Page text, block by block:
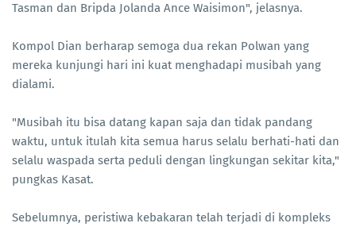
Tasman dan Bripda Jolanda Ance Waisimon", jelasnya.
Kompol Dian berharap semoga dua rekan Polwan yang
mereka kunjungi hari ini kuat menghadapi musibah yang
dialami.
"Musibah itu bisa datang kapan saja dan tidak pandang
waktu, untuk itulah kita semua harus selalu berhati-hati dan
selalu waspada serta peduli dengan lingkungan sekitar kita,"
pungkas Kasat.
Sebelumnya, peristiwa kebakaran telah terjadi di kompleks